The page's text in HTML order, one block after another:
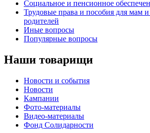
Социальное и пенсионное
Трудовые права и пособия для мам
родителей
Иные вопросы
Популярные вопросы
Наши товарищи
Новости и события
Новости
Кампании
Фото-материалы
Видео-материалы
Фонд Солидарности